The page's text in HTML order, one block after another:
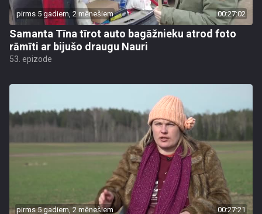
pirms 5 gadiem, 2 mēnešiem 00:27:02
Samanta Tīna tīrot auto bagāžnieku atrod foto
rāmīti ar bijušo draugu Nauri
53. epizode
pirms 5 gadiem, 2 mēnešiem 00:27:21